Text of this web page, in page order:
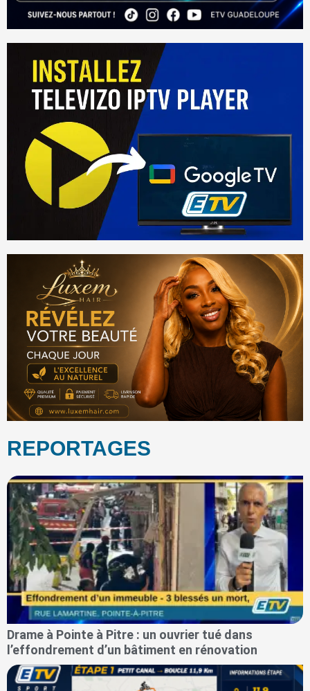
REPORTAGES
Drame à Pointe à Pitre : un ouvrier tué dans
l’effondrement d’un bâtiment en rénovation